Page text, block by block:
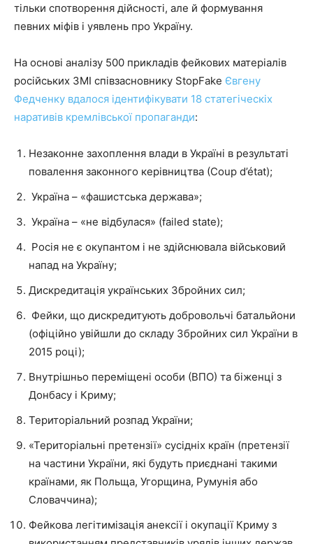
тільки спотворення дійсності, але й формування
певних міфів і уявлень про Україну.
На основі аналізу 500 прикладів фейкових матеріалів
російських ЗМІ співзасновнику StopFake Євгену
Федченку вдалося ідентифікувати 18 статегіческіх
наративів кремлівської пропаганди:
Незаконне захоплення влади в Україні в результаті
повалення законного керівництва (Сoup d’état);
Україна – «фашистська держава»;
Україна – «не відбулася» (failed state);
Росія не є окупантом і не здійснювала військовий
напад на Україну;
Дискредитація українських Збройних сил;
Фейки, що дискредитують добровольчі батальйони
(офіційно увійшли до складу Збройних сил України в
2015 році);
Внутрішньо переміщені особи (ВПО) та біженці з
Донбасу і Криму;
Територіальний розпад України;
«Територіальні претензії» сусідніх країн (претензії
на частини України, які будуть приєднані такими
країнами, як Польща, Угорщина, Румунія або
Словаччина);
Фейкова легітимізація анексії і окупації Криму з